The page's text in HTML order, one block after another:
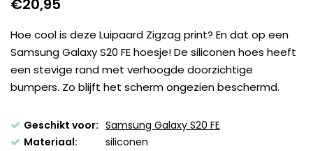
€20,95
Hoe cool is deze Luipaard Zigzag print? En dat op een
Samsung Galaxy S20 FE hoesje! De siliconen hoes heeft
een stevige rand met verhoogde doorzichtige
bumpers. Zo blijft het scherm ongezien beschermd.
Geschikt voor: Samsung Galaxy S20 FE
Materiaal:
siliconen